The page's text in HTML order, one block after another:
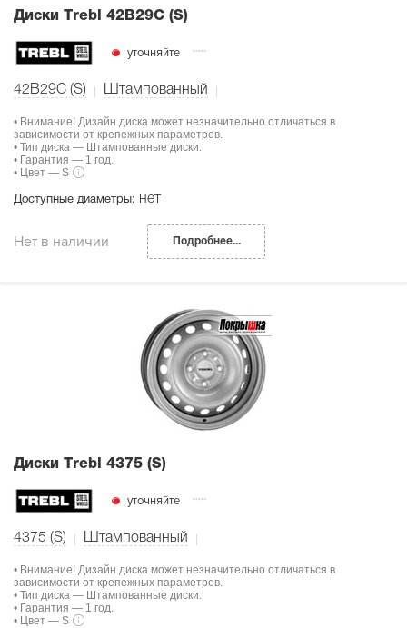
Диски Тrebl 42B29C (S)
уточняйте
42B29C (S) Штампованный
• Внимание! Дизайн диска может незначительно отличаться в
зависимости от крепежных параметров.
• Тип диска — Штампованные диски.
• Гарантия — 1 год.
• Цвет — S
Доступные диаметры: нет
Нет в наличии Подробнее...
Диски Тrebl 4375 (S)
уточняйте
4375 (S) Штампованный
• Внимание! Дизайн диска может незначительно отличаться в
зависимости от крепежных параметров.
• Тип диска — Штампованные диски.
• Гарантия — 1 год.
• Цвет — S